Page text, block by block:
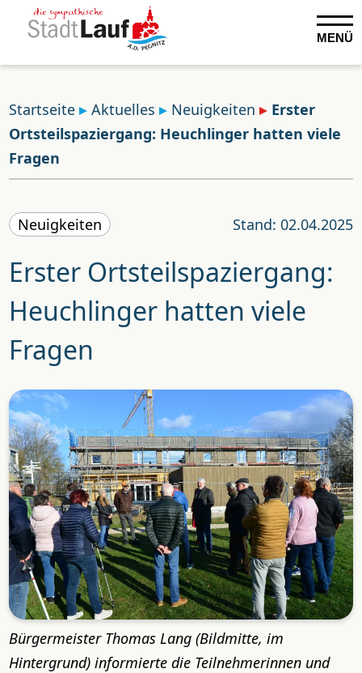
MENÜ
Startseite Aktuelles Neuigkeiten
Erster
Ortsteilspaziergang: Heuchlinger hatten viele
Fragen
Stand: 02.04.2025
Neuigkeiten
Erster Ortsteilspaziergang:
Heuchlinger hatten viele
Fragen
Bürgermeister Thomas Lang (Bildmitte, im
Hintergrund) informierte die Teilnehmerinnen und